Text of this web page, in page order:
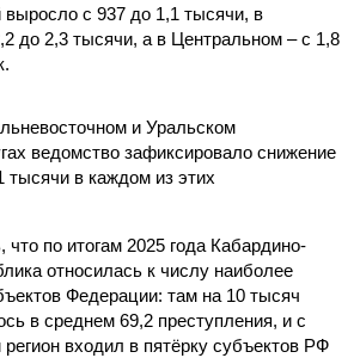
выросло с 937 до 1,1 тысячи, в
до 2,3 тысячи, а в Центральном – с 1,8
и Уральском
ведомство зафиксировало снижение
тысячи в каждом из этих
по итогам 2025 года Кабардино-
относилась к числу наиболее
Федерации: там на 10 тысяч
в среднем 69,2 преступления, и с
входил в пятёрку субъектов РФ